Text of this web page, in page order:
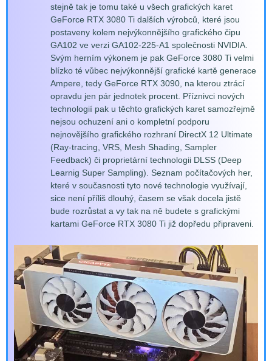
stejně tak je tomu také u všech grafických karet
GeForce RTX 3080 Ti dalších výrobců, které jsou
postaveny kolem nejvýkonnějšího grafického čipu
GA102 ve verzi GA102-225-A1 společnosti NVIDIA.
Svým herním výkonem je pak GeForce 3080 Ti velmi
blízko té vůbec nejvýkonnější grafické kartě generace
Ampere, tedy GeForce RTX 3090, na kterou ztrácí
opravdu jen pár jednotek procent. Příznivci nových
technologií pak u těchto grafických karet samozřejmě
nejsou ochuzení ani o kompletní podporu
nejnovějšího grafického rozhraní DirectX 12 Ultimate
(Ray-tracing, VRS, Mesh Shading, Sampler
Feedback) či proprietární technologii DLSS (Deep
Learnig Super Sampling). Seznam počítačových her,
které v současnosti tyto nové technologie využívají,
sice není příliš dlouhý, časem se však docela jistě
bude rozrůstat a vy tak na ně budete s grafickými
kartami GeForce RTX 3080 Ti již dopředu připraveni.